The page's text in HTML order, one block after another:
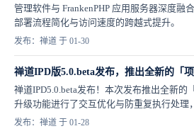
管理软件与 FrankenPHP 应用服务器深度融
部署流程简化与访问速度的跨越式提升。
发布：禅道 于 01-30
禅道IPD版5.0.beta发布，推出全新的「
禅道IPD5.0.beta发布！本次发布推出全新的
升级功能进行了交互优化与防重复执行处理
发布：禅道 于 01-28